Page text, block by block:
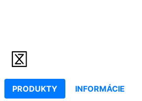
PRODUKTY INFORMÁCIE